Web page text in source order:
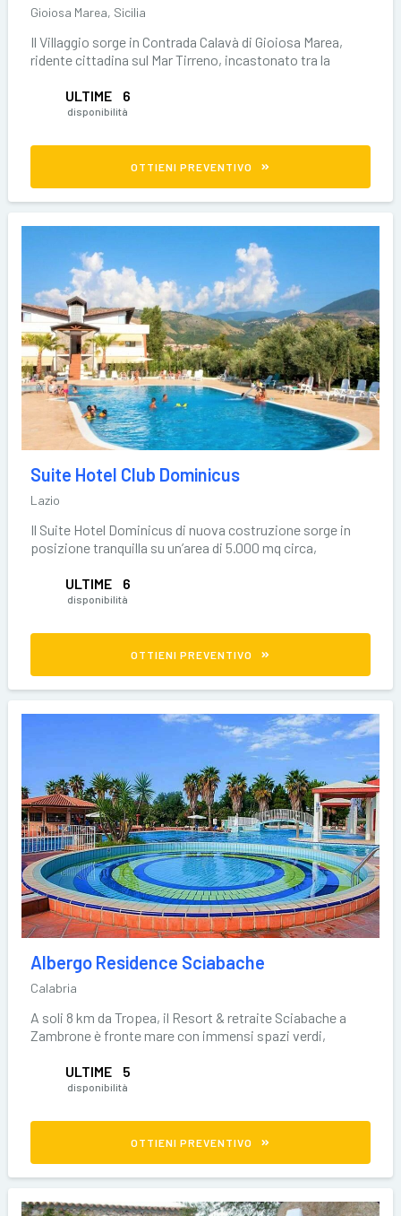
Gioiosa Marea, Sicilia
Il Villaggio sorge in Contrada Calavà di Gioiosa Marea,
ridente cittadina sul Mar Tirreno, incastonato tra la
ULTIME
6
disponibilità
OTTIENI PREVENTIVO
Suite Hotel Club Dominicus
Lazio
Il Suite Hotel Dominicus di nuova costruzione sorge in
posizione tranquilla su un’area di 5.000 mq circa,
ULTIME
6
disponibilità
OTTIENI PREVENTIVO
Albergo Residence Sciabache
Calabria
A soli 8 km da Tropea, il Resort & retraite Sciabache a
Zambrone è fronte mare con immensi spazi verdi,
ULTIME 5
disponibilità
OTTIENI PREVENTIVO